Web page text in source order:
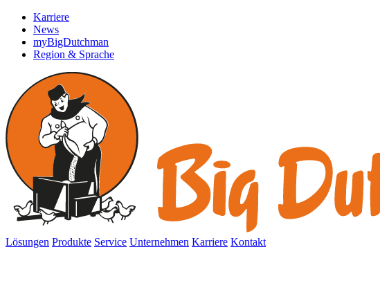
Karriere
News
myBigDutchman
Region & Sprache
Lösungen Produkte Service Unternehmen Karriere Kontakt